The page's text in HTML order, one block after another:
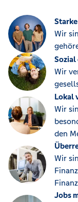
Wir
Wir
Lokal
Wir
den
Wir
Jobs